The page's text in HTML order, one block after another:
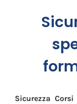
Sicurezza